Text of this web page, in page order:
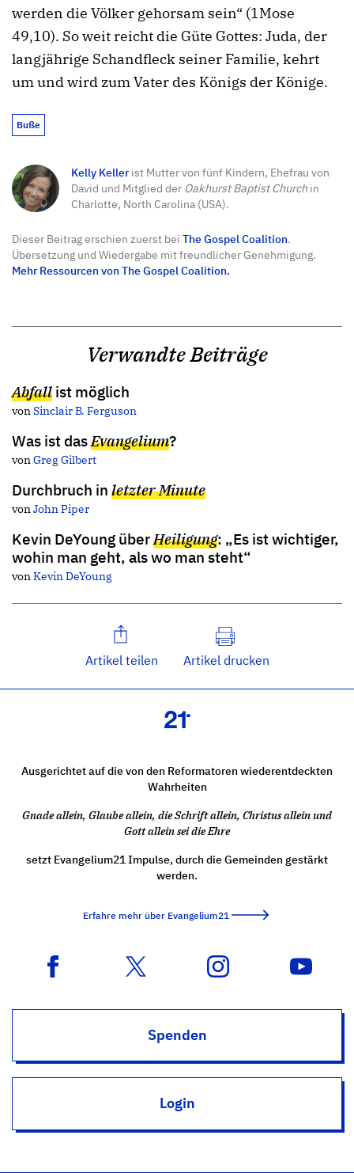
werden die Völker gehorsam sein“ (1Mose
49,10). So weit reicht die Güte Gottes: Juda, der
langjährige Schandfleck seiner Familie, kehrt
um und wird zum Vater des Königs der Könige.
Buße
Kelly Kellerist Mutter von fünf Kindern, Ehefrau von
David und Mitglied der Oakhurst Baptist Churchin
Charlotte, North Carolina (USA).
Dieser Beitrag erschien zuerst bei The Gospel Coalition.
Übersetzung und Wiedergabe mit freundlicher Genehmigung.
Mehr Ressourcen von The Gospel Coalition.
Verwandte Beiträge
Abfall ist möglich
vonSinclair B. Ferguson
Was ist dasEvangelium?
vonGreg Gilbert
Durchbruch in letzter Minute
vonJohn Piper
Kevin DeYoung überHeiligung: „Es ist wichtiger,
wohin man geht, als wo man steht“
vonKevin DeYoung
Artikel teilen Artikel drucken
Ausgerichtet auf die von den Reformatoren wiederentdeckten
Wahrheiten
Gnade allein, Glaube allein, die Schrift allein, Christus allein und
Gott allein sei die Ehre
setzt Evangelium21 Impulse, durch die Gemeinden gestärkt
werden.
Erfahre mehr über Evangelium21
Spenden
Login